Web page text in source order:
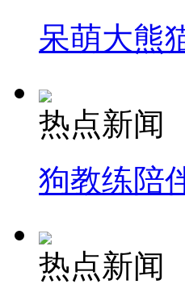
呆萌大熊
热点新闻
狗教练陪
热点新闻